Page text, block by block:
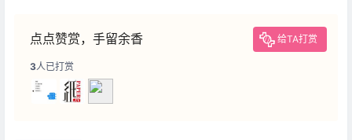
点点赞赏，手留余香 给TA打赏
3人已打赏